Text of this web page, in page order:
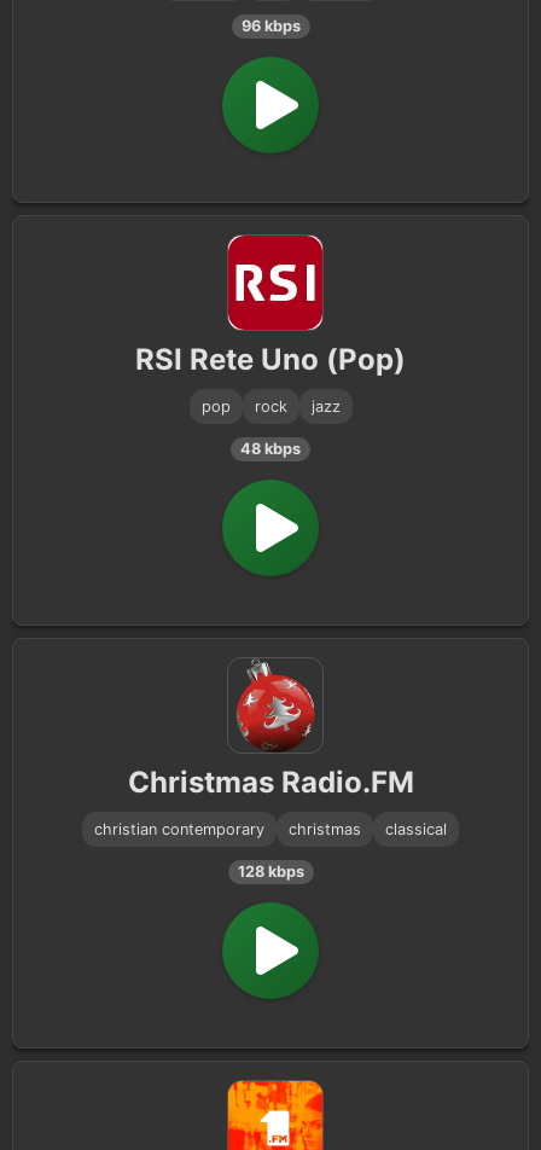
96 kbps
RSI Rete Uno (Pop)
pop rock jazz
48 kbps
Christmas Radio.FM
christian contemporary christmas classical
128 kbps